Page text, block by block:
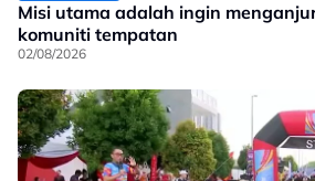
Misi utama adalah ingin
komuniti tempatan
02/08/2026